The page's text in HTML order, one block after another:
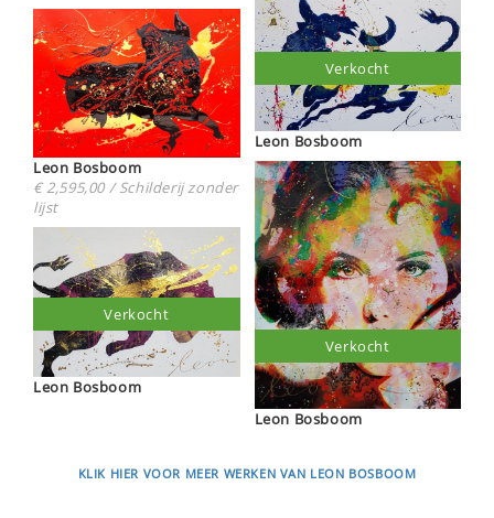
Leon Bosboom
€ 2,595,00 / Schilderij zonder
lijst
Leon Bosboom
Verkocht
Leon Bosboom
Verkocht
Leon Bosboom
Verkocht
KLIK HIER VOOR MEER WERKEN VAN LEON BOSBOOM